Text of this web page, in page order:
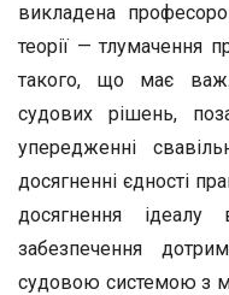
викладена
теорії — тлумачення
такого, що має
судових рішень,
упередженні
досягненні єдності
досягнення
забезпечення
судовою системою з